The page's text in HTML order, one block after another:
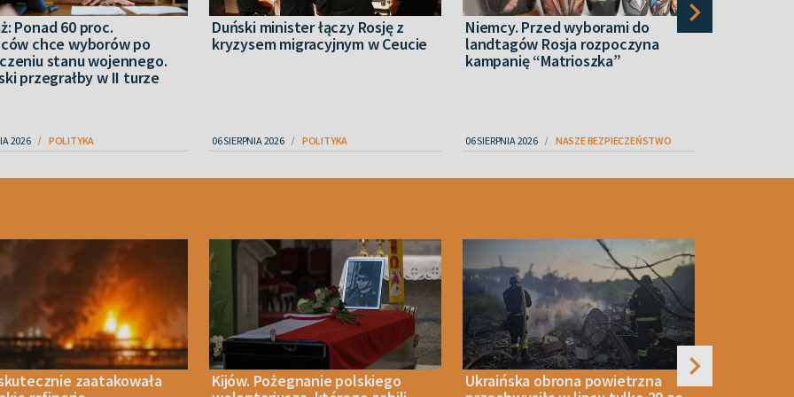
Ponad 60 proc.
chce wyborów po
stanu wojennego.
przegrałby w II turze
2026 POLITYKA
Duński minister łączy Rosję z
kryzysem migracyjnym w Ceucie
06 SIERPNIA 2026 POLITYKA
Niemcy. Przed wyborami do
landtagów Rosja rozpoczyna
kampanię “Matrioszka”
06 SIERPNIA 2026 NASZE BEZPIECZEŃSTWO
zaatakowała
Kijów. Pożegnanie polskiego
Ukraińska obrona powietrzna